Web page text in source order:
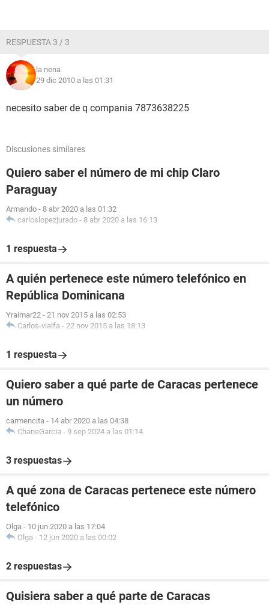
RESPUESTA 3 / 3
la nena
29 dic 2010 a las 01:31
necesito saber de q compania 7873638225
Discusiones similares
Quiero saber el número de mi chip Claro
Paraguay
Armando - 8 abr 2020 a las 01:32
carloslopezjurado - 8 abr 2020 a las 16:13
1 respuesta
A quién pertenece este número telefónico en
República Dominicana
Yraimar22 - 21 nov 2015 a las 02:53
Carlos-vialfa - 22 nov 2015 a las 18:13
1 respuesta
Quiero saber a qué parte de Caracas pertenece
un número
carmencita - 14 abr 2020 a las 04:38
ChaneGarcia - 9 sep 2024 a las 01:14
3 respuestas
A qué zona de Caracas pertenece este número
telefónico
Olga - 10 jun 2020 a las 17:04
Olga - 12 jun 2020 a las 00:02
2 respuestas
Quisiera saber a qué parte de Caracas